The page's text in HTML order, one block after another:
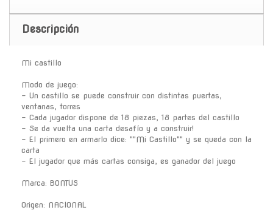
Descripción
Mi castillo
Modo de juego:
- Un castillo se puede construir con distintas puertas,
ventanas, torres
- Cada jugador dispone de 18 piezas, 18 partes del castillo
- Se da vuelta una carta desafío y a construir!
- El primero en armarlo dice: ""Mi Castillo"" y se queda con la
carta
- El jugador que más cartas consiga, es ganador del juego
Marca: BONTUS
Origen: NACIONAL